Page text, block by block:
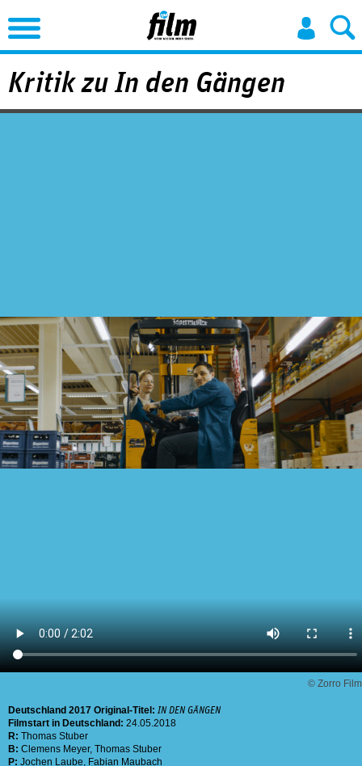
Jump to Navigation
Kritik zu In den Gängen
© Zorro Film
Deutschland 2017 Original-Titel: IN DEN GÄNGEN
Filmstart in Deutschland: 24.05.2018
R: Thomas Stuber
B: Clemens Meyer, Thomas Stuber
P: Jochen Laube, Fabian Maubach